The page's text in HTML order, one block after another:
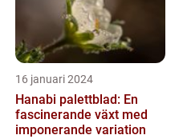
16 januari 2024
Hanabi palettblad: En
fascinerande växt med
imponerande variation